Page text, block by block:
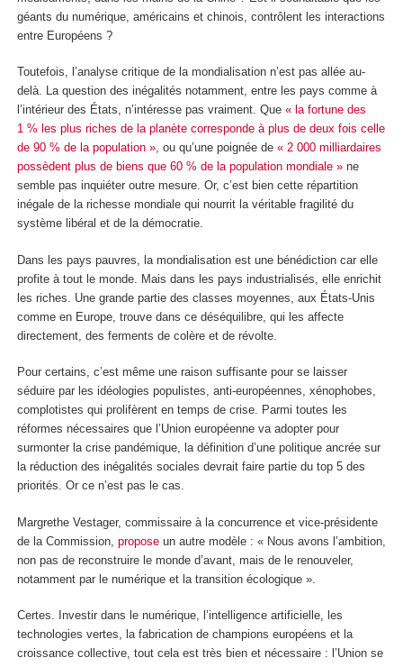
géants du numérique, américains et chinois, contrôlent les interactions
entre Européens ?
Toutefois, l’analyse critique de la mondialisation n’est pas allée au-
delà. La question des inégalités notamment, entre les pays comme à
l’intérieur des États, n’intéresse pas vraiment. Que « la fortune des
1 % les plus riches de la planète corresponde à plus de deux fois celle
de 90 % de la population », ou qu’une poignée de « 2 000 milliardaires
possèdent plus de biens que 60 % de la population mondiale » ne
semble pas inquiéter outre mesure. Or, c’est bien cette répartition
inégale de la richesse mondiale qui nourrit la véritable fragilité du
système libéral et de la démocratie.
Dans les pays pauvres, la mondialisation est une bénédiction car elle
profite à tout le monde. Mais dans les pays industrialisés, elle enrichit
les riches. Une grande partie des classes moyennes, aux États-Unis
comme en Europe, trouve dans ce déséquilibre, qui les affecte
directement, des ferments de colère et de révolte.
Pour certains, c’est même une raison suffisante pour se laisser
séduire par les idéologies populistes, anti-européennes, xénophobes,
complotistes qui prolifèrent en temps de crise. Parmi toutes les
réformes nécessaires que l’Union européenne va adopter pour
surmonter la crise pandémique, la définition d’une politique ancrée sur
la réduction des inégalités sociales devrait faire partie du top 5 des
priorités. Or ce n’est pas le cas.
Margrethe Vestager, commissaire à la concurrence et vice-présidente
de la Commission, propose un autre modèle : « Nous avons l’ambition,
non pas de reconstruire le monde d’avant, mais de le renouveler,
notamment par le numérique et la transition écologique ».
Certes. Investir dans le numérique, l’intelligence artificielle, les
technologies vertes, la fabrication de champions européens et la
croissance collective, tout cela est très bien et nécessaire : l’Union se